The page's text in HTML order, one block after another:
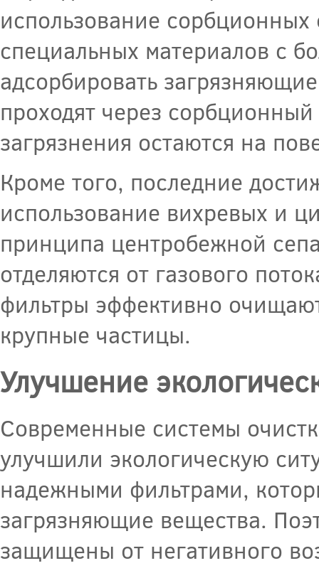
использование
специальных материалов с
адсорбировать
проходят через
загрязнения остаются на
Кроме того, последние
использование вихревых и
принципа центробежной
отделяются от газового
фильтры эффективно
крупные частицы.
Улучшение
Современные системы
улучшили экологическую
надежными фильтрами,
загрязняющие вещества.
защищены от негативного